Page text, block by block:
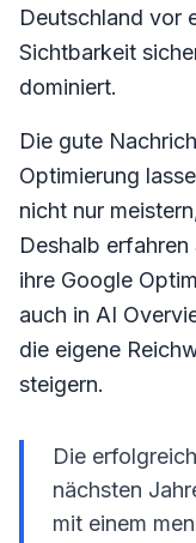
Deutschland vor
Sichtbarkeit
dominiert.
Die gute
Optimierung
nicht nur
Deshalb
ihre Google
auch in AI
die eigene
steigern.
Die
nächsten
mit einem